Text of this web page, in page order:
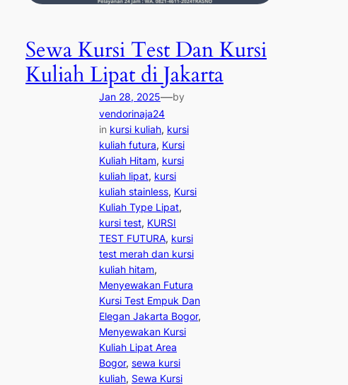
Sewa Kursi Test Dan Kursi
Kuliah Lipat di Jakarta
Jan 28, 2025—by
vendorinaja24
in kursi kuliah, kursi
kuliah futura, Kursi
Kuliah Hitam, kursi
kuliah lipat, kursi
kuliah stainless, Kursi
Kuliah Type Lipat
kursi test, KURSI
TEST FUTURA, kursi
test merah dan kursi
kuliah hitam
Menyewakan Futura
Kursi Test Empuk Dan
Elegan Jakarta Bogor
Menyewakan Kursi
Kuliah Lipat Area
Bogor, sewa kursi
kuliah, Sewa Kursi